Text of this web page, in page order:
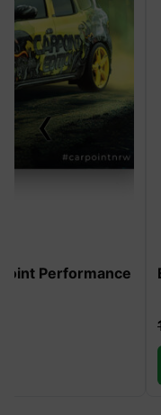
‹
Edelstahl duplex